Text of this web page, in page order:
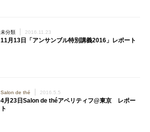
未分類 2016.11.23
11月13日「アンサンブル特別講義2016」レポート
Salon de thé 2016.5.5
4月23日Salon de théアペリティフ@東京 レポー
ト